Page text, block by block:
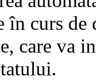
în curs
care va